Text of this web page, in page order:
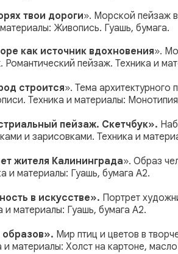
твои дороги». Морской пейзаж
Живопись. Гуашь, бумага.
как источник вдохновения».
пейзаж. Техника и
строится». Тема
Техника и материалы:
пейзаж. Скетчбук».
и зарисовками. Техника и
жителя Калининграда». Образ
и материалы: Гуашь, бумага А2.
в искусстве». Портрет
и материалы: Гуашь, бумага А2.
Мир птиц и цветов в
и материалы: Холст на картоне, масло